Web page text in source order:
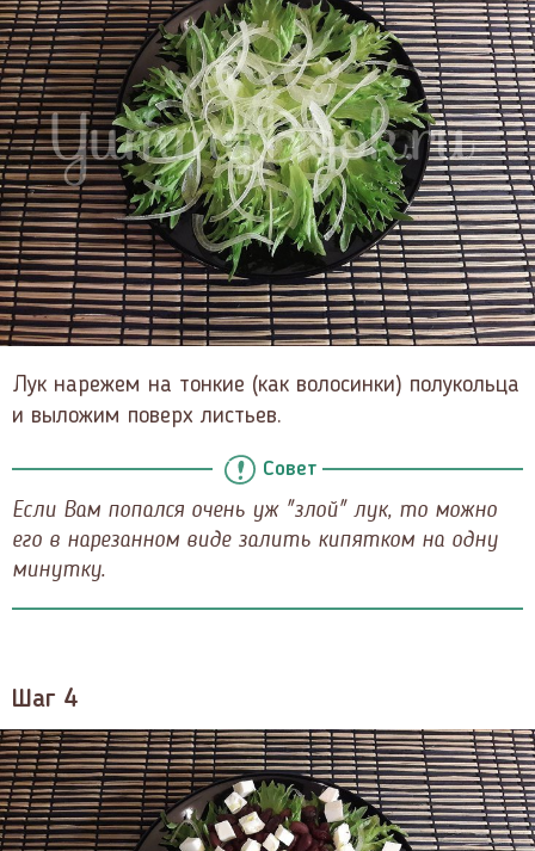
Лук нарежем на тонкие (как волосинки) полукольца
и выложим поверх листьев.
Совет
Если Вам попался очень уж "злой" лук, то можно
его в нарезанном виде залить кипятком на одну
минутку.
Шаг 4